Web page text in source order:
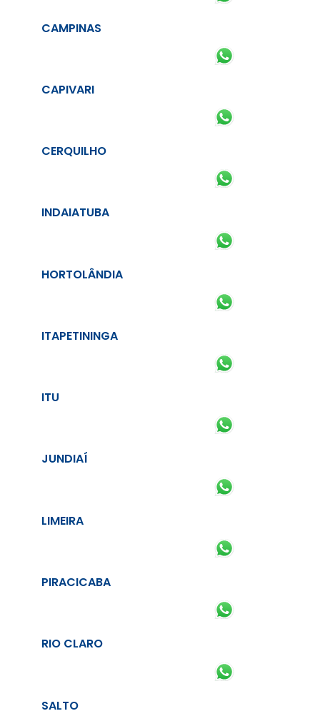
CAMPINAS
CAPIVARI
CERQUILHO
INDAIATUBA
HORTOLÂNDIA
ITAPETININGA
ITU
JUNDIAÍ
LIMEIRA
PIRACICABA
RIO CLARO
SALTO